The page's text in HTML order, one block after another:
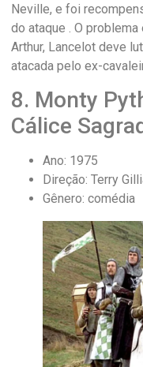
Neville, e foi
do ataque . O
Arthur, Lancelot deve
atacada pelo ex-
8. Monty
Cálice
Ano: 1975
Direção: Terry
Gênero: comédia